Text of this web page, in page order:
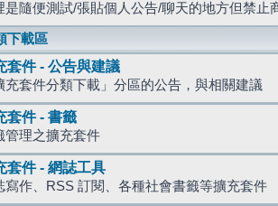
是隨便測試/張貼個人公告/聊天的地方但禁止
下載區
套件 - 公告與建議
充套件分類下載」分區的公告，與相關建議
套件 - 書籤
管理之擴充套件
套件 - 網誌工具
寫作、RSS 訂閱、各種社會書籤等擴充套件